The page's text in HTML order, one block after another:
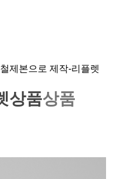
제본으로 제작-리플렛
상품상품